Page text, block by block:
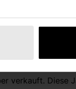
das
entstand mit
verkauft. Diese